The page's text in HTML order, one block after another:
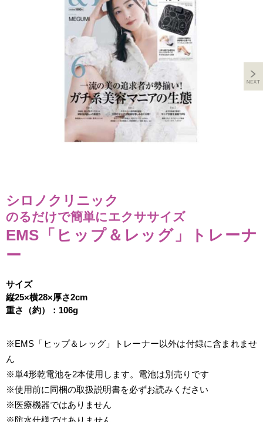
シロノクリニック
のるだけで簡単にエクササイズ
EMS「ヒップ＆レッグ」トレーナ
ー
サイズ
縦25×横28×厚さ2cm
重さ（約）：106g
※EMS「ヒップ＆レッグ」トレーナー以外は付録に含まれませ
ん
※単4形乾電池を2本使用します。電池は別売りです
※使用前に同梱の取扱説明書を必ずお読みください
※医療機器ではありません
※防水仕様ではありません